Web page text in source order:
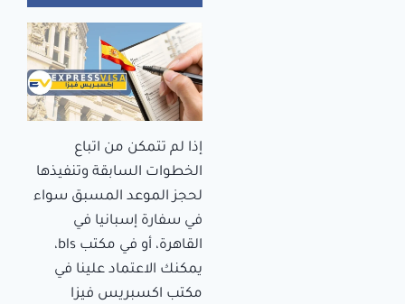
إذا لم تتمكن من اتباع
الخطوات السابقة وتنفيذها
لحجز الموعد المسبق سواء
في سفارة إسبانيا في
القاهرة، أو في مكتب bls،
يمكنك الاعتماد علينا في
مكتب اكسبريس فيزا